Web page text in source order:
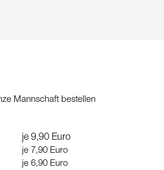
Mannschaft bestellen
je 9,90 Euro
je 7,90 Euro
je 6,90 Euro